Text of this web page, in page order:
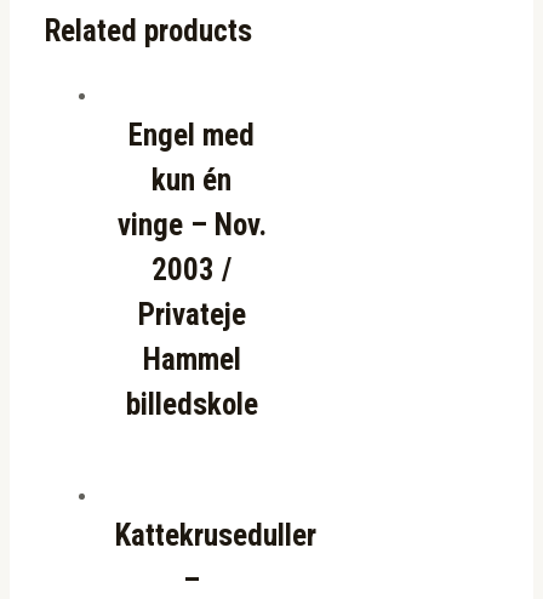
Related products
Engel med
kun én
vinge – Nov.
2003 /
Privateje
Hammel
billedskole
Kattekruseduller
–